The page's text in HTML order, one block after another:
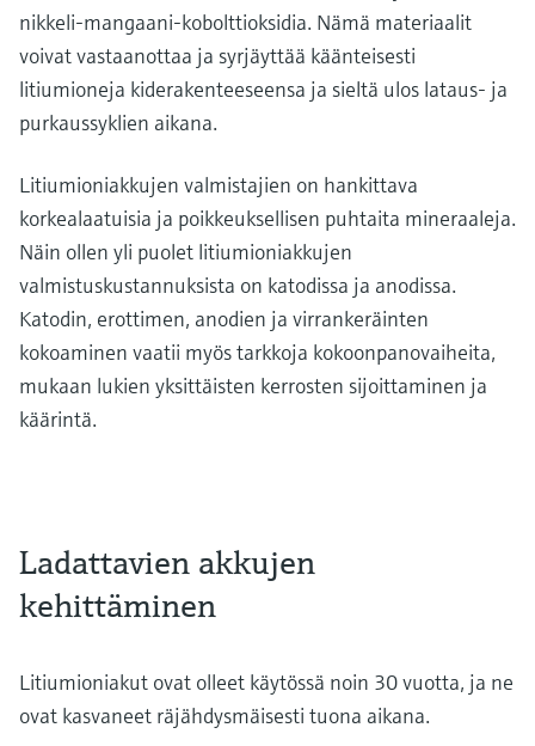
nikkeli-mangaani-kobolttioksidia. Nämä materiaalit
voivat vastaanottaa ja syrjäyttää käänteisesti
litiumioneja kiderakenteeseensa ja sieltä ulos lataus- ja
purkaussyklien aikana.
Litiumioniakkujen valmistajien on hankittava
korkealaatuisia ja poikkeuksellisen puhtaita mineraaleja.
Näin ollen yli puolet litiumioniakkujen
valmistuskustannuksista on katodissa ja anodissa.
Katodin, erottimen, anodien ja virrankeräinten
kokoaminen vaatii myös tarkkoja kokoonpanovaiheita,
mukaan lukien yksittäisten kerrosten sijoittaminen ja
käärintä.
Ladattavien akkujen
kehittäminen
Litiumioniakut ovat olleet käytössä noin 30 vuotta, ja ne
ovat kasvaneet räjähdysmäisesti tuona aikana.